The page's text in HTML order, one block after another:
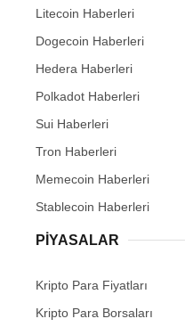
Litecoin Haberleri
Dogecoin Haberleri
Hedera Haberleri
Polkadot Haberleri
Sui Haberleri
Tron Haberleri
Memecoin Haberleri
Stablecoin Haberleri
PIYASALAR
Kripto Para Fiyatları
Kripto Para Borsaları